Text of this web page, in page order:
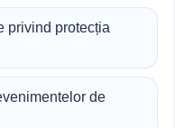
privind protecția
de